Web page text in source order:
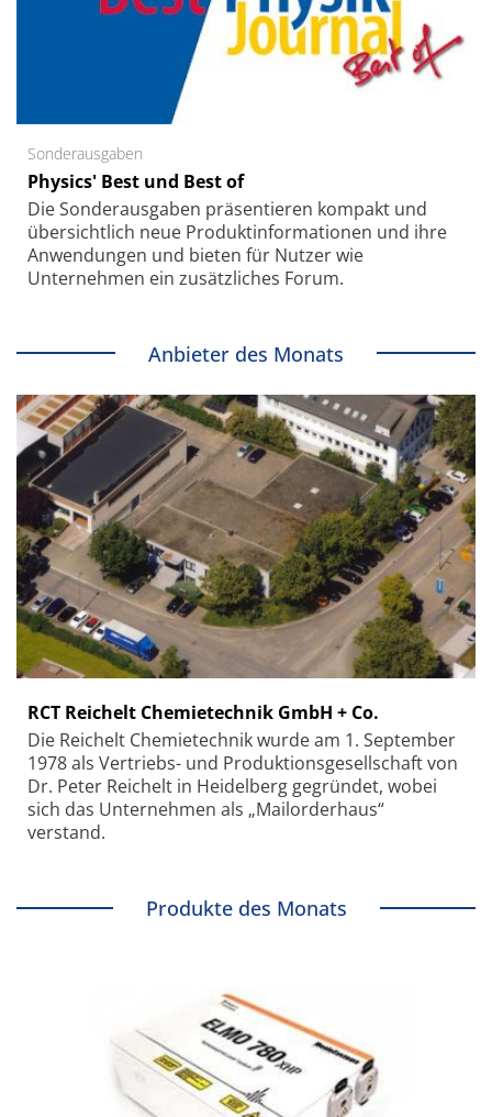
Sonderausgaben
Physics' Best und Best of
Die Sonder­ausgaben präsentieren kompakt und
übersichtlich neue Produkt­informationen und ihre
Anwendungen und bieten für Nutzer wie
Unternehmen ein zusätzliches Forum.
Anbieter des Monats
RCT Reichelt Chemietechnik GmbH + Co.
Die Reichelt Chemietechnik wurde am 1. September
1978 als Vertriebs- und Produktionsgesellschaft von
Dr. Peter Reichelt in Heidelberg gegründet, wobei
sich das Unternehmen als „Mailorderhaus“
verstand.
Produkte des Monats